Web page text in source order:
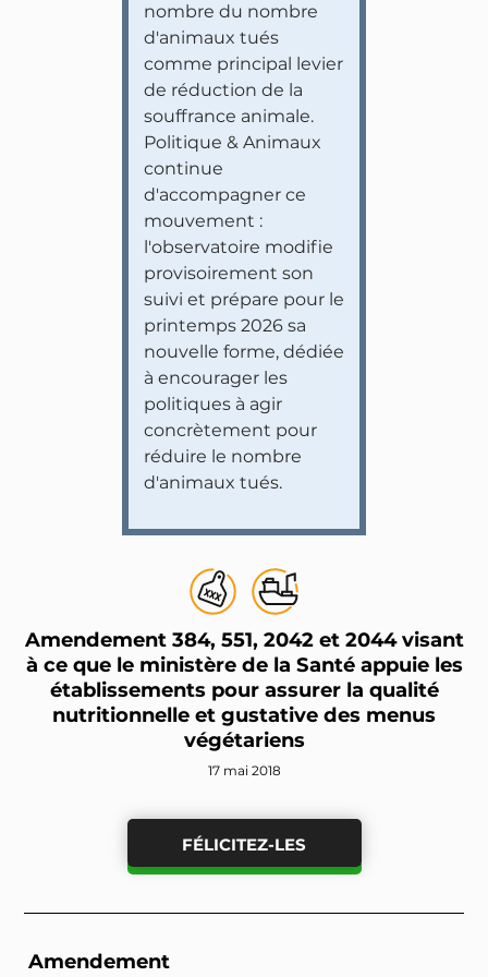
nombre du nombre
d'animaux tués
comme principal levier
de réduction de la
souffrance animale.
Politique & Animaux
continue
d'accompagner ce
mouvement :
l'observatoire modifie
provisoirement son
suivi et prépare pour le
printemps 2026 sa
nouvelle forme, dédiée
à encourager les
politiques à agir
concrètement pour
réduire le nombre
d'animaux tués.
Amendement 384, 551, 2042 et 2044 visant
à ce que le ministère de la Santé appuie les
établissements pour assurer la qualité
nutritionnelle et gustative des menus
végétariens
17 mai 2018
FÉLICITEZ-LES
Amendement